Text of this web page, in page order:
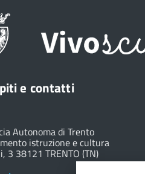
e contatti
Autonoma di Trento
istruzione e cultura
3 38121 TRENTO (TN)